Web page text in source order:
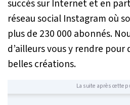
succès sur Internet et en
réseau social Instagram où
plus de 230 000 abonnés.
d’ailleurs vous y rendre pour
belles créations.
La suite après cette